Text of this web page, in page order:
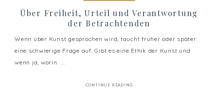
Über Freiheit, Urteil und Verantwortung
der Betrachtenden
Wenn über Kunst gesprochen wird, taucht früher oder später
eine schwierige Frage auf: Gibt es eine Ethik der Kunst und
wenn ja, worin ...
CONTINUE READING